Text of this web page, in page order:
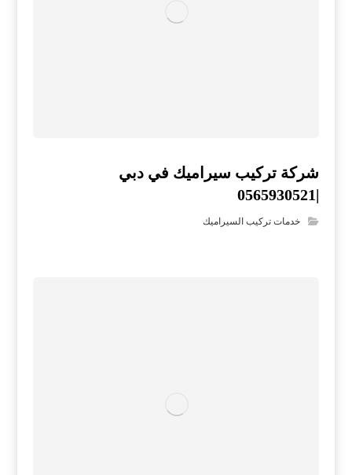
شركة تركيب سيراميك في دبي
|0565930521
خدمات تركيب السيراميك